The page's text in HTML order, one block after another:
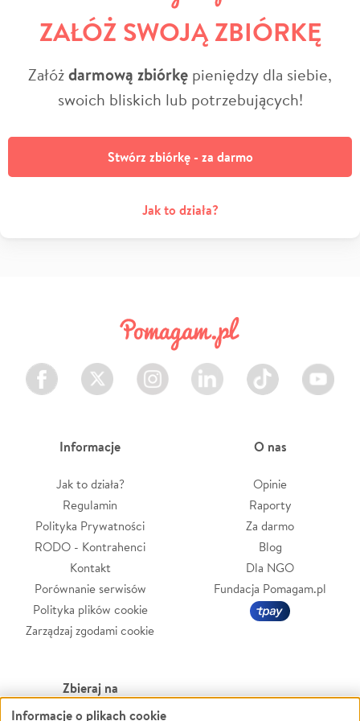
ZAŁÓŻ SWOJĄ ZBIÓRKĘ
Załóżdarmową zbiórkę pieniędzy dla siebie,
swoich bliskich lub potrzebujących!
Stwórz zbiórkę - za darmo
Jak to działa?
Facebook Twitter Instagram LinkedIn TikTok Youtube
Informacje
Jak to działa?
Regulamin
Polityka Prywatności
RODO - Kontrahenci
Kontakt
Porównanie serwisów
Polityka plików cookie
Zarządzaj zgodami cookie
O nas
Opinie
Raporty
Za darmo
Blog
Dla NGO
Fundacja Pomagam.pl
Zbieraj na
Informacje o plikach cookie